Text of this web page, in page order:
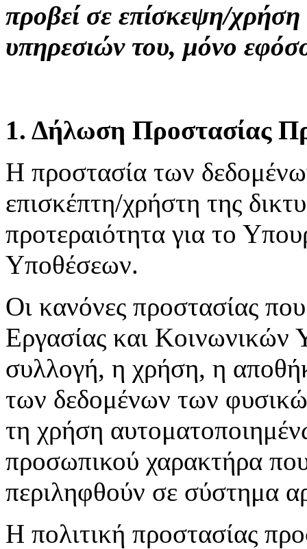
προβεί σε επίσκεψη/
υπηρεσιών του, μόνο
1. Δήλωση Προστασίας
H προστασία των
επισκέπτη/χρήστη της
προτεραιότητα για το
Υποθέσεων.
Οι κανόνες προστασίας
Εργασίας και Κοινωνικών
συλλογή, η χρήση, η
των δεδομένων των
τη χρήση
προσωπικού χαρακτήρα
περιληφθούν σε σύστημα
Η πολιτική προστασίας